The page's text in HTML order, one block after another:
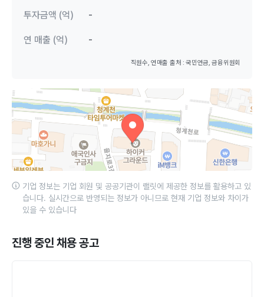
투자금액 (억) -
연 매출 (억) -
직원수, 연매출 출처 : 국민연금, 금융위원회
기업 정보는 기업 회원 및 공공기관이 랠릿에 제공한 정보를 활용하고 있
습니다. 실시간으로 반영되는 정보가 아니므로 현재 기업 정보와 차이가
있을 수 있습니다
진행 중인 채용 공고